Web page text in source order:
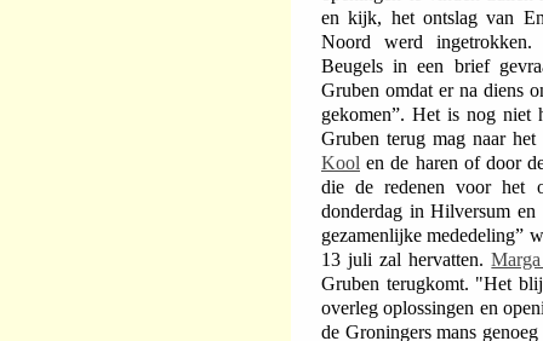
en kijk, het ontslag van
Noord werd ingetrokken.
Beugels in een brief
Gruben omdat er na diens
gekomen”. Het is nog niet
Gruben terug mag naar
Kool en de haren of door
die de redenen voor het
donderdag in Hilversum
gezamenlijke mededeling”
13 juli zal hervatten.
Gruben terugkomt. "Het
overleg oplossingen en
de Groningers mans